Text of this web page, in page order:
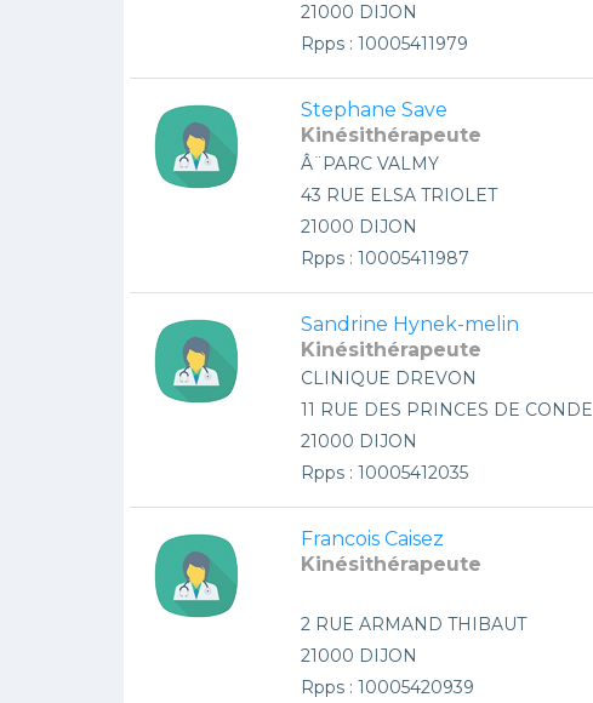
21000 DIJON
Rpps : 10005411979
Stephane Save
Kinésithérapeute
Â¨PARC VALMY
43 RUE ELSA TRIOLET
21000 DIJON
Rpps : 10005411987
Sandrine Hynek-melin
Kinésithérapeute
CLINIQUE DREVON
11 RUE DES PRINCES DE CONDE
21000 DIJON
Rpps : 10005412035
Francois Caisez
Kinésithérapeute
2 RUE ARMAND THIBAUT
21000 DIJON
Rpps : 10005420939